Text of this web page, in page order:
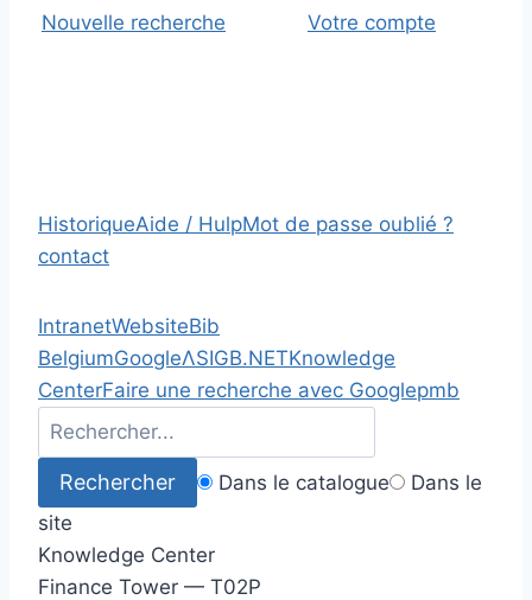
Nouvelle recherche Votre compte
HistoriqueAide / HulpMot de passe oublié ?
contact
IntranetWebsiteBib
BelgiumGoogleΛSIGB.NETKnowledge
CenterFaire une recherche avec Googlepmb
Dans le catalogue
Dans le
site
Knowledge Center
Finance Tower — T02P